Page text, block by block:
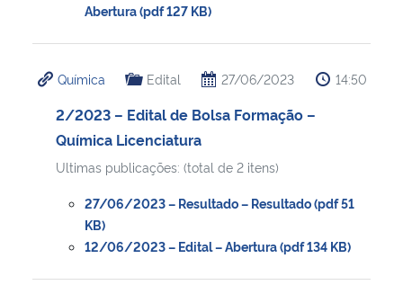
Abertura (pdf 127 KB)
Química Edital 27/06/2023 14:50
2/2023 – Edital de Bolsa Formação –
Química Licenciatura
Ultimas publicações: (total de 2 itens)
27/06/2023 – Resultado – Resultado (pdf 51
KB)
12/06/2023 – Edital – Abertura (pdf 134 KB)